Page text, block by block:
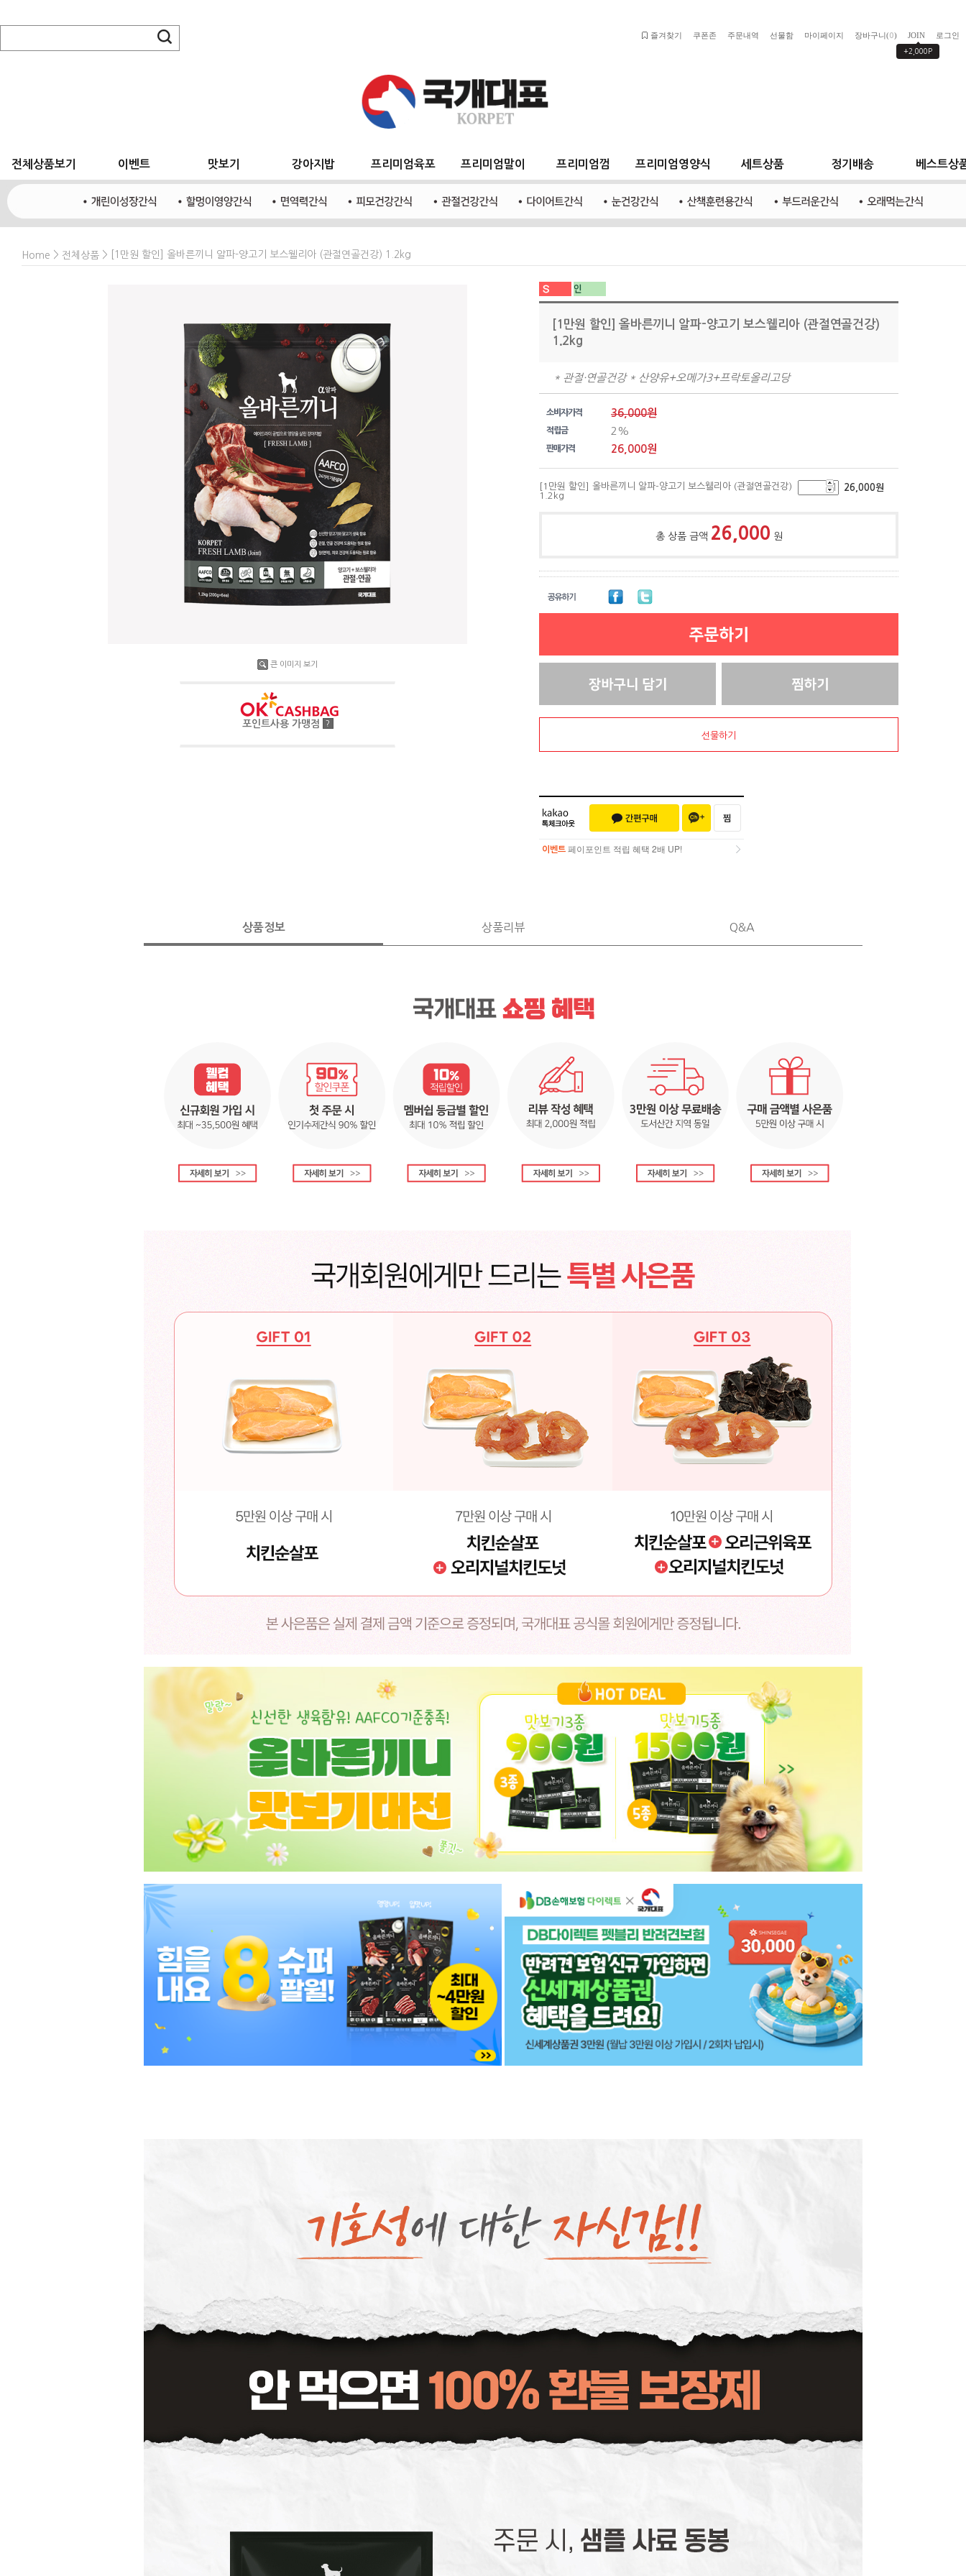
로그인
JOIN
+2,000P
장바구니(0)
마이페이지
선물함
주문내역
쿠폰존
즐겨찾기
전체상품보기 이벤트 맛보기 강아지밥 프리미엄육포 프리미엄말이 프리미엄껌 프리미엄영양식 세트상품 정기배송 베스트상
Home > 전체상품 > [1만원 할인] 올바른끼니 알파-양고기 보스웰리아 (관절연골건강) 1.2kg
큰 이미지 보기
포인트사용 가맹점 ?
[1만원 할인] 올바른끼니 알파-양고기 보스웰리아 (관절연골건강)
1.2kg
* 관절·연골건강 * 산양유+오메가3+프락토올리고당
소비자가격 36,000원
적립금 2%
판매가격 26,000원
[1만원 할인] 올바른끼니 알파-양고기 보스웰리아 (관절연골건강)
1.2kg
26,000원
총 상품 금액 26,000 원
선물하기
이벤트 페이포인트 적립 혜택 2배 UP!
상품정보 상품리뷰 Q&A